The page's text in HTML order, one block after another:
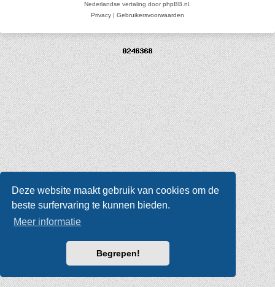
Deze website maakt gebruik van cookies om de
beste surfervaring te kunnen bieden.
Meer informatie
Begrepen!
Nederlandse vertaling doorphpBB.nl
Privacy | Gebruikersvoorwaarden